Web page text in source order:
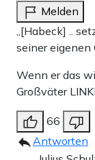
Melden
„[Habeck] ..
seiner eigenen
Wenn er das
Großväter
66
Antworten